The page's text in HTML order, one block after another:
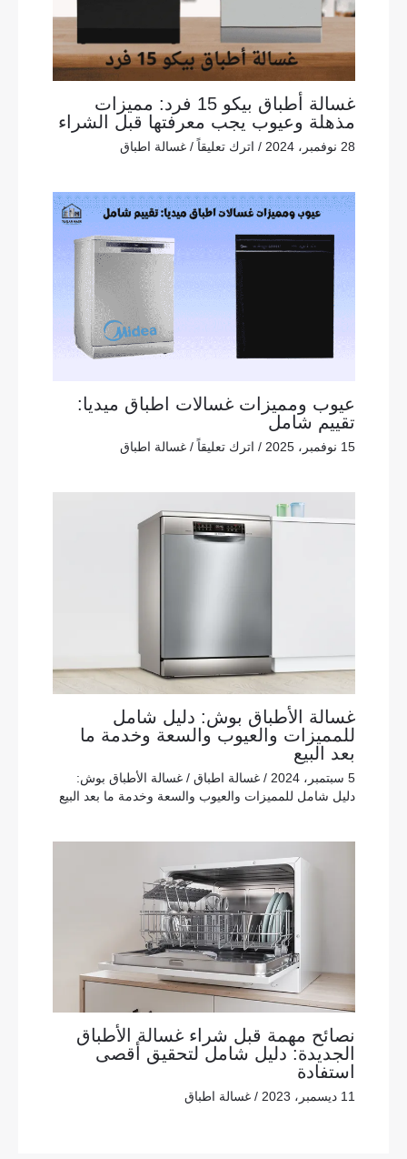
غسالة أطباق بيكو 15 فرد: مميزات
مذهلة وعيوب يجب معرفتها قبل الشراء
28 نوفمبر، 2024 / اترك تعليقاً /غسالة اطباق
عيوب ومميزات غسالات اطباق ميديا:
تقييم شامل
15 نوفمبر، 2025 / اترك تعليقاً /غسالة اطباق
غسالة الأطباق بوش: دليل شامل
للمميزات والعيوب والسعة وخدمة ما
بعد البيع
5 سبتمبر، 2024 /غسالة اطباق /غسالة الأطباق بوش:
دليل شامل للمميزات والعيوب والسعة وخدمة ما بعد البيع
نصائح مهمة قبل شراء غسالة الأطباق
الجديدة: دليل شامل لتحقيق أقصى
استفادة
11 ديسمبر، 2023 /غسالة اطباق